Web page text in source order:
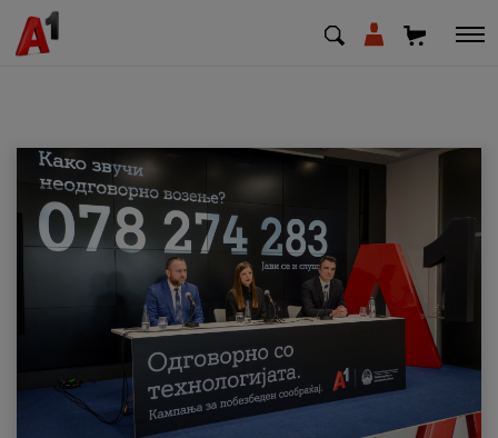
МК EN SQ
Деловни
Поддршка